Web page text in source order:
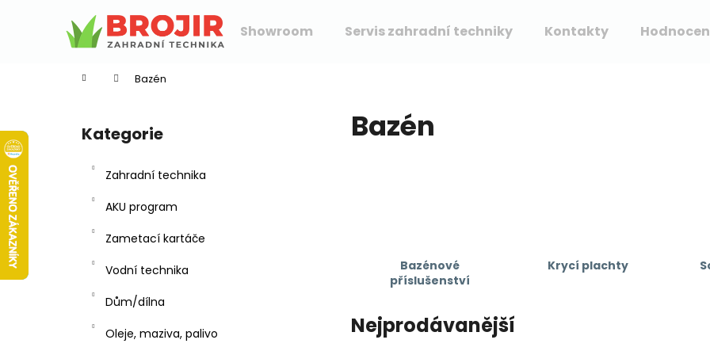
Showroom Servis zahradní techniky Kontakty
Bazén
Přeskočit
kategorie
Kategorie
Zahradní technika
AKU program
Zametací kartáče
Vodní technika
Dům/dílna
Oleje, maziva, palivo
Bazén
Bazénové
příslušenství
Krycí plachty
Nejprodávanější
Zpět
Zpět